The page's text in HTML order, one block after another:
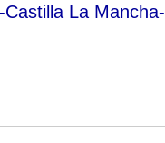
La Mancha-